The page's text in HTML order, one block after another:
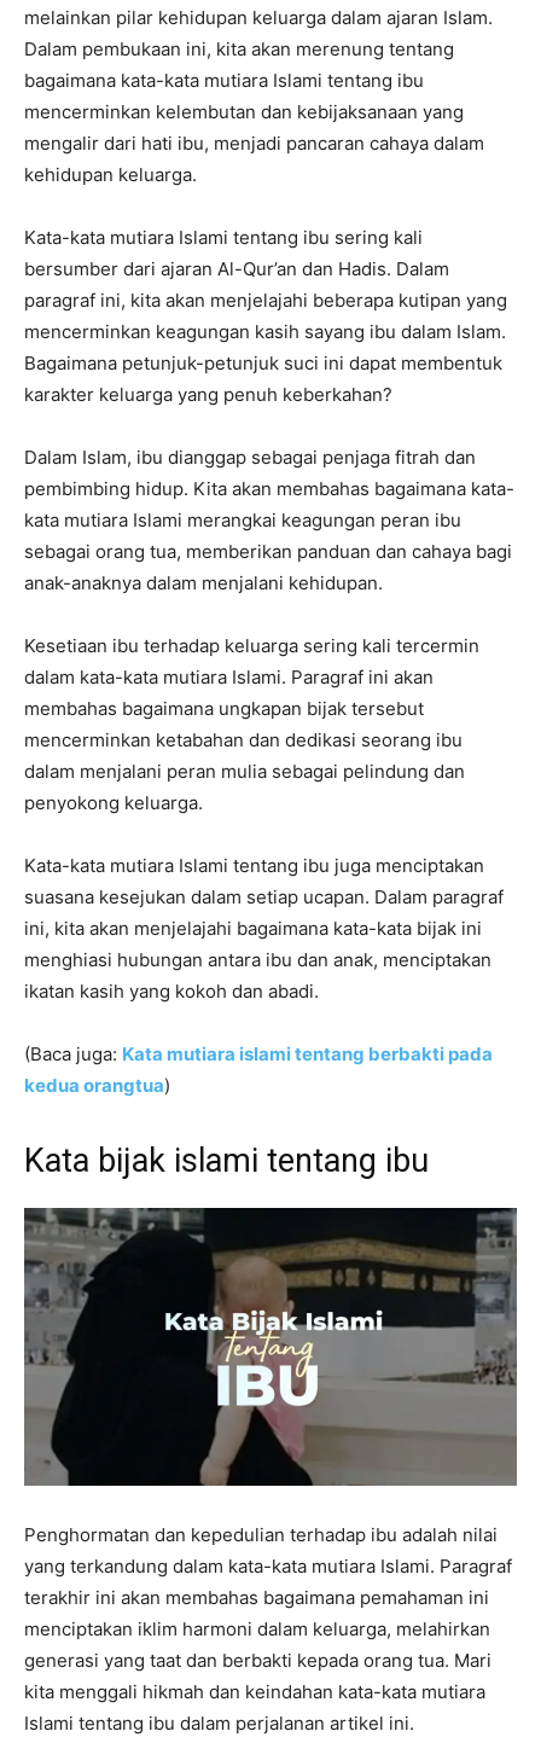
melainkan pilar kehidupan keluarga dalam ajaran Islam.
Dalam pembukaan ini, kita akan merenung tentang
bagaimana kata-kata mutiara Islami tentang ibu
mencerminkan kelembutan dan kebijaksanaan yang
mengalir dari hati ibu, menjadi pancaran cahaya dalam
kehidupan keluarga.
Kata-kata mutiara Islami tentang ibu sering kali
bersumber dari ajaran Al-Qur’an dan Hadis. Dalam
paragraf ini, kita akan menjelajahi beberapa kutipan yang
mencerminkan keagungan kasih sayang ibu dalam Islam.
Bagaimana petunjuk-petunjuk suci ini dapat membentuk
karakter keluarga yang penuh keberkahan?
Dalam Islam, ibu dianggap sebagai penjaga fitrah dan
pembimbing hidup. Kita akan membahas bagaimana kata-
kata mutiara Islami merangkai keagungan peran ibu
sebagai orang tua, memberikan panduan dan cahaya bagi
anak-anaknya dalam menjalani kehidupan.
Kesetiaan ibu terhadap keluarga sering kali tercermin
dalam kata-kata mutiara Islami. Paragraf ini akan
membahas bagaimana ungkapan bijak tersebut
mencerminkan ketabahan dan dedikasi seorang ibu
dalam menjalani peran mulia sebagai pelindung dan
penyokong keluarga.
Kata-kata mutiara Islami tentang ibu juga menciptakan
suasana kesejukan dalam setiap ucapan. Dalam paragraf
ini, kita akan menjelajahi bagaimana kata-kata bijak ini
menghiasi hubungan antara ibu dan anak, menciptakan
ikatan kasih yang kokoh dan abadi.
(Baca juga: Kata mutiara islami tentang berbakti pada
kedua orangtua)
Kata bijak islami tentang ibu
Penghormatan dan kepedulian terhadap ibu adalah nilai
yang terkandung dalam kata-kata mutiara Islami. Paragraf
terakhir ini akan membahas bagaimana pemahaman ini
menciptakan iklim harmoni dalam keluarga, melahirkan
generasi yang taat dan berbakti kepada orang tua. Mari
kita menggali hikmah dan keindahan kata-kata mutiara
Islami tentang ibu dalam perjalanan artikel ini.